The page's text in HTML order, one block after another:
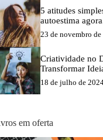
5 atitudes
autoestima
23 de novembro
Criatividade no
Transformar
18 de julho de
em oferta